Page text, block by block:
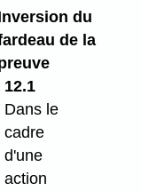
du
de la
12.1
Dans le
cadre
d'une
action